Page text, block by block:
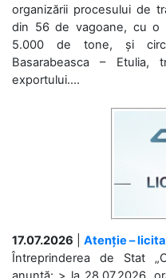
organizării procesului de
din 56 de vagoane, cu o
5.000 de tone, și
Basarabeasca – Etulia,
exportului....
17.07.2026
Atenție –
Întreprinderea de Stat